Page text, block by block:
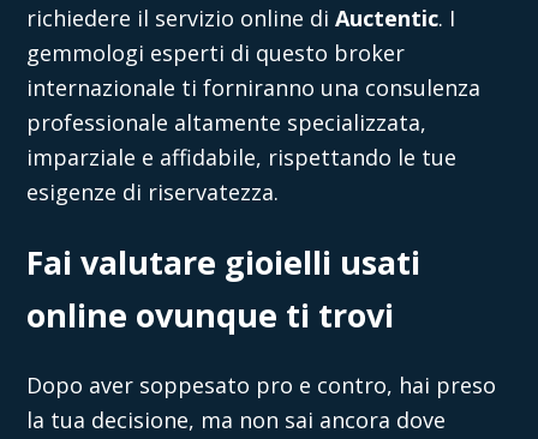
richiedere il servizio online diAuctentic. I
gemmologi esperti di questo broker
internazionale ti forniranno una consulenza
professionale altamente specializzata,
imparziale e affidabile, rispettando le tue
esigenze di riservatezza.
Fai valutare gioielli usati
online ovunque ti trovi
Dopo aver soppesato pro e contro, hai preso
la tua decisione, ma non sai ancora dove